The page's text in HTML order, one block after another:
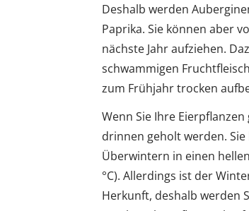
Deshalb werden
Paprika. Sie können aber
nächste Jahr aufziehen.
schwammigen
zum Frühjahr trocken
Wenn Sie Ihre
drinnen geholt werden.
Überwintern in einen
°C). Allerdings ist der
Herkunft, deshalb werden